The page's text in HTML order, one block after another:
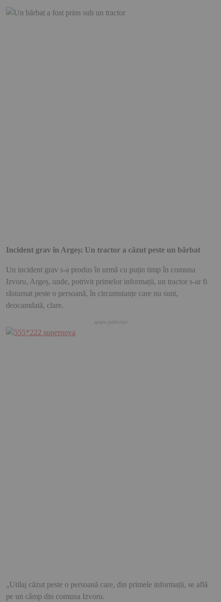
Incident grav în Argeș: Un tractor a căzut peste un bărbat
Un incident grav s-a produs în urmă cu puțin timp în comuna
Izvoru, Argeș, unde, potrivit primelor informații, un tractor s-ar fi
răsturnat peste o persoană, în circumstanțe care nu sunt,
deocamdată, clare.
„Utilaj căzut peste o persoană care, din primele informații, se află
pe un câmp din comuna Izvoru.